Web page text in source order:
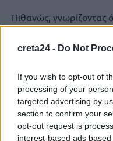
creta24 - Do Not
If you wish to opt-out of
processing of your
targeted advertising by
section to confirm your
opt-out request is
interest-based ads
Πιθανώς, γνωρίζοντας
απολαύει ασυλίας από
ακαταλόγιστο, ο
βέβαια, είναι
εφόσον ο Παναγιώτης
ελληνικό δημόσιο,
εκμεταλλευόμενος την
Σήμερα αναμένεται να